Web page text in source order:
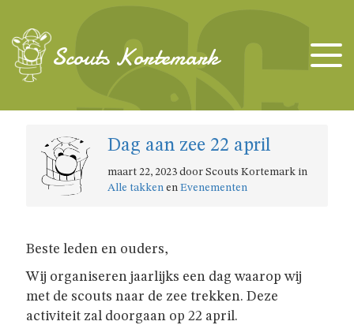
Scouts Kortemark
TAKKEN
KABOUTERS
WELPEN
JONGGIDSEN
JONGVERKENNERS
Dag aan zee 22 april
maart 22, 2023 door Scouts Kortemark in
Alle takken en Evenementen
Beste leden en ouders,
Wij organiseren jaarlijks een dag waarop wij
met de scouts naar de zee trekken. Deze
activiteit zal doorgaan op 22 april.